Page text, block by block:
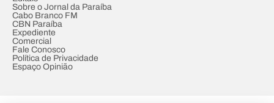
Sobre o Jornal da Paraíba
Cabo Branco FM
CBN Paraíba
Expediente
Comercial
Fale Conosco
Política de Privacidade
Espaço Opinião